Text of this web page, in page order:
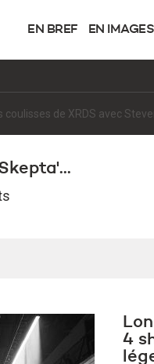
EN BREF EN IMAGES
de XRDS avec
4